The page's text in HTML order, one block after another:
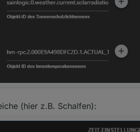
(hier z.B. Schalfen):